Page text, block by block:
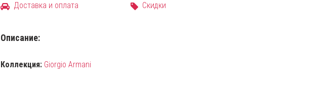
Доставка и оплата Скидки
Описание:
Коллекция: Giorgio Armani